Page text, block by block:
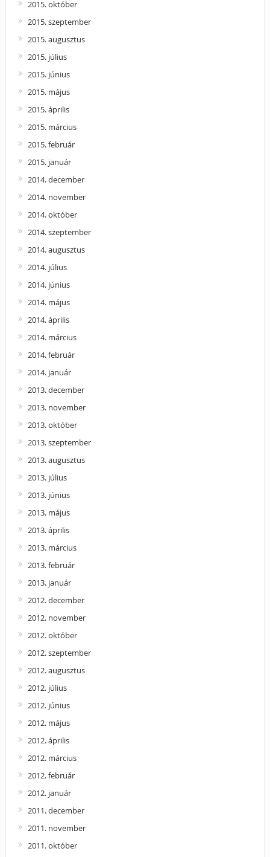
2015. október
2015. szeptember
2015. augusztus
2015. július
2015. június
2015. május
2015. április
2015. március
2015. február
2015. január
2014. december
2014. november
2014. október
2014. szeptember
2014. augusztus
2014. július
2014. június
2014. május
2014. április
2014. március
2014. február
2014. január
2013. december
2013. november
2013. október
2013. szeptember
2013. augusztus
2013. július
2013. június
2013. május
2013. április
2013. március
2013. február
2013. január
2012. december
2012. november
2012. október
2012. szeptember
2012. augusztus
2012. július
2012. június
2012. május
2012. április
2012. március
2012. február
2012. január
2011. december
2011. november
2011. október